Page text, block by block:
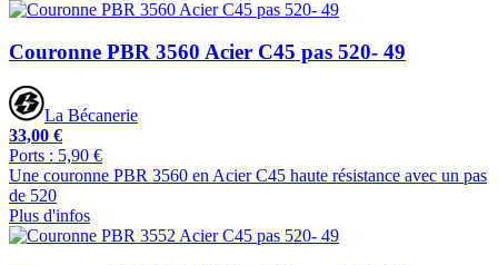
Couronne PBR 3560 Acier C45 pas 520- 49
La Bécanerie
33,00 €
Ports : 5,90 €
Une couronne PBR 3560 en Acier C45 haute résistance avec un pas
de 520
Plus d'infos